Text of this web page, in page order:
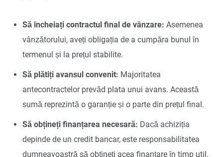
Să încheiați contractul final de vânzare: Asemenea
vânzătorului, aveți obligația de a cumpăra bunul în
termenul și la prețul stabilite.
Să plătiți avansul convenit: Majoritatea
antecontractelor prevăd plata unui avans. Această
sumă reprezintă o garanție și o parte din prețul final.
Să obțineți finanțarea necesară: Dacă achiziția
depinde de un credit bancar, este responsabilitatea
dumneavoastră să obțineți acea finanțare în timp util.